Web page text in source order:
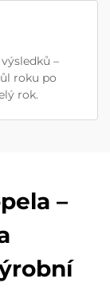
–
roku po
rok.
–